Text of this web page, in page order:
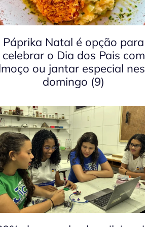
Páprika Natal é opção para
celebrar o Dia dos Pais com
ou jantar especial
domingo (9)